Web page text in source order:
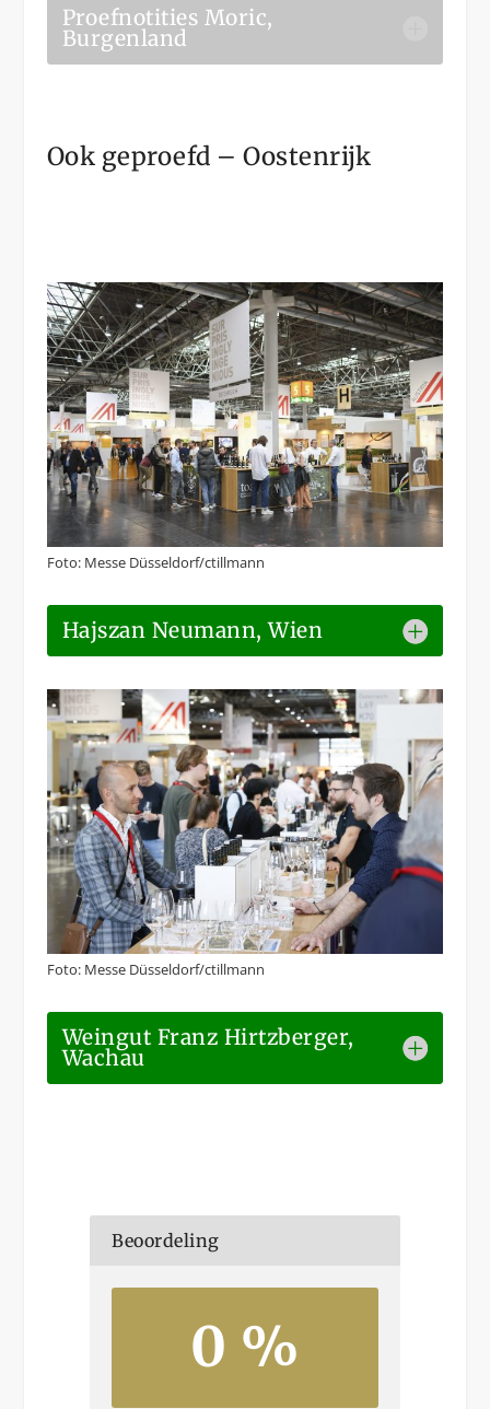
Proefnotities Moric,
Burgenland
Ook geproefd – Oostenrijk
Foto: Messe Düsseldorf/ctillmann
Hajszan Neumann, Wien
Foto: Messe Düsseldorf/ctillmann
Weingut Franz Hirtzberger,
Wachau
Beoordeling
0 %